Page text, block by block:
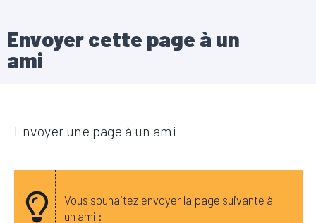
Envoyer cette page à un
ami
Envoyer une page à un ami
Vous souhaitez envoyer la page suivante à
un ami :